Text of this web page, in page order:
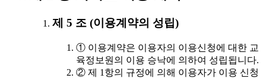
제 5 조 (이용계약의 성립)
① 이용계약은 이용자의 이용신청에 대한 교
육정보원의 이용 승낙에 의하여 성립됩니다.
② 제 1항의 규정에 의해 이용자가 이용 신청